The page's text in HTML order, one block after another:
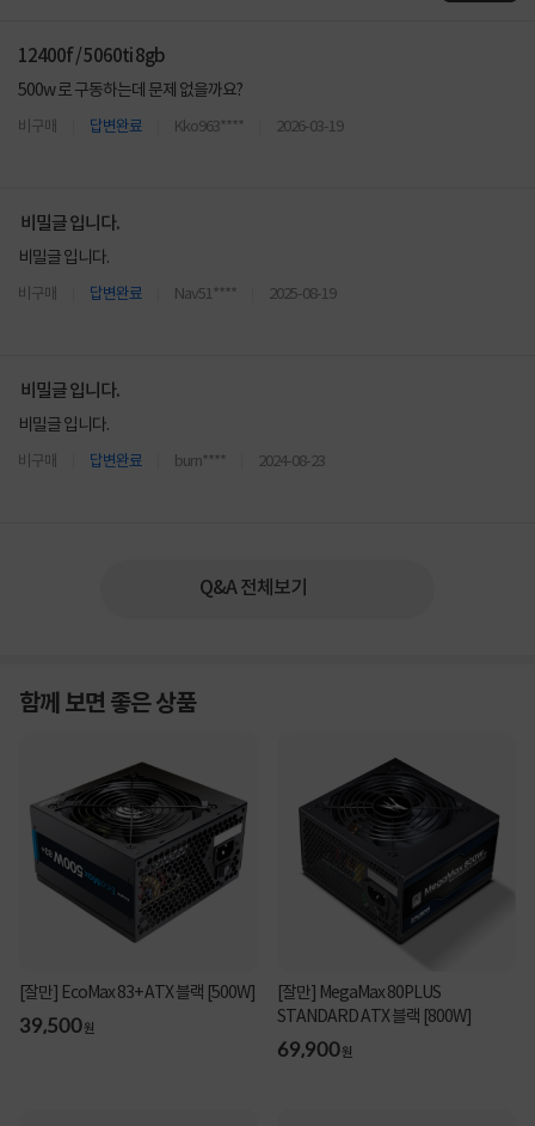
12400f / 5060ti 8gb
500w 로 구동하는데 문제 없을까요?
비구매 답변완료 Kko963**** 2026-03-19
비밀글 입니다.
비밀글 입니다.
비구매 답변완료 Nav51**** 2025-08-19
비밀글 입니다.
비밀글 입니다.
비구매 답변완료 burn**** 2024-08-23
Q&A 전체보기
함께 보면 좋은 상품
[잘만] EcoMax 83+ ATX 블랙 [500W]
39,500원
[잘만] MegaMax 80PLUS
STANDARD ATX 블랙 [800W]
69,900원